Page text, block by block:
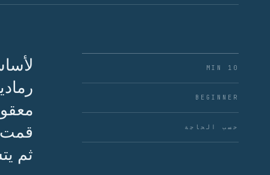
10 MIN
BEGINNER
حسب الحاجة
قمت
ثم